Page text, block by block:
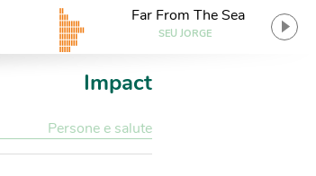
Far From The Sea
SEU JORGE
Impact
Persone e salute